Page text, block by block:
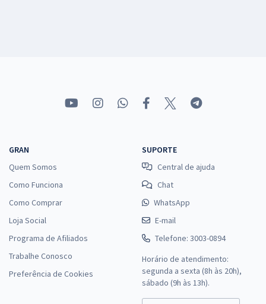
GRAN
Quem Somos
Como Funciona
Como Comprar
Loja Social
Programa de Afiliados
Trabalhe Conosco
Preferência de Cookies
SUPORTE
Central de ajuda
Chat
WhatsApp
E-mail
Telefone: 3003-0894
Horário de atendimento:
segunda a sexta (8h às 20h),
sábado (9h às 13h).